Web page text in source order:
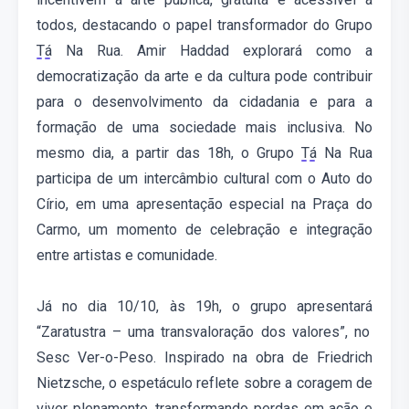
todos, destacando o papel transformador do Grupo
Tá Na Rua. Amir Haddad explorará como a
democratização da arte e da cultura pode contribuir
para o desenvolvimento da cidadania e para a
formação de uma sociedade mais inclusiva. No
mesmo dia, a partir das 18h, o Grupo Tá Na Rua
participa de um intercâmbio cultural com o Auto do
Círio, em uma apresentação especial na Praça do
Carmo, um momento de celebração e integração
entre artistas e comunidade.
Já no dia 10/10, às 19h, o grupo apresentará
“Zaratustra – uma transvaloração dos valores”, no
Sesc Ver-o-Peso. Inspirado na obra de Friedrich
Nietzsche, o espetáculo reflete sobre a coragem de